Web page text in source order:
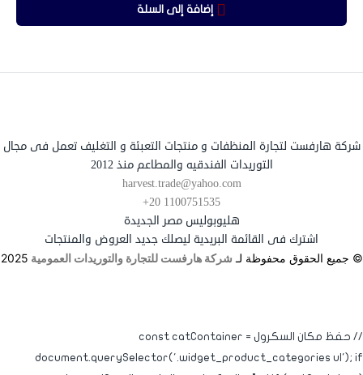
إضافة إلى السلة
شركة هارفست لتجارة المنظفات و منتجات التعبئة و التغليف تعمل فى مجال
التوريدات الفندقيه والمطاعم منذ 2012
harvest.trade@yahoo.com
+20 1100751535
هليوبوليس مصر الجديدة
اشترك فى القائمة البريدية ليصلك جديد العروض والمنتجات
© جميع الحقوق محفوظة لـ شركة هارفست للتجارة والتوريدات العمومية 2025
// حفظ مكان السكرول const catContainer =
document.querySelector('.widget_product_categories ul'); if